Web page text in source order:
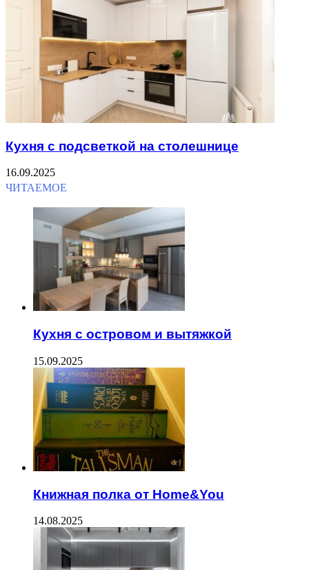
Кухня с подсветкой на столешнице
16.09.2025
ЧИТАЕМОЕ
Кухня с островом и вытяжкой
15.09.2025
Книжная полка от Home&You
14.08.2025